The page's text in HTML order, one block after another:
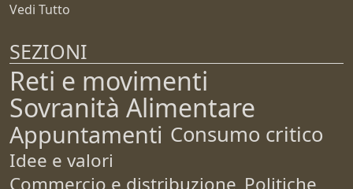
Vedi Tutto
SEZIONI
Reti e movimenti
Sovranità Alimentare
Appuntamenti Consumo critico
Idee e valori
Commercio e distribuzione Politiche